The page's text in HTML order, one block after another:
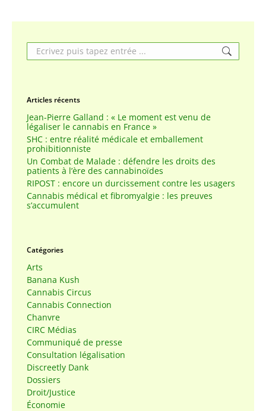
Search:
Articles récents
Jean-Pierre Galland : « Le moment est venu de
légaliser le cannabis en France »
SHC : entre réalité médicale et emballement
prohibitionniste
Un Combat de Malade : défendre les droits des
patients à l’ère des cannabinoïdes
RIPOST : encore un durcissement contre les usagers
Cannabis médical et fibromyalgie : les preuves
s’accumulent
Catégories
Arts
Banana Kush
Cannabis Circus
Cannabis Connection
Chanvre
CIRC Médias
Communiqué de presse
Consultation légalisation
Discreetly Dank
Dossiers
Droit/Justice
Économie